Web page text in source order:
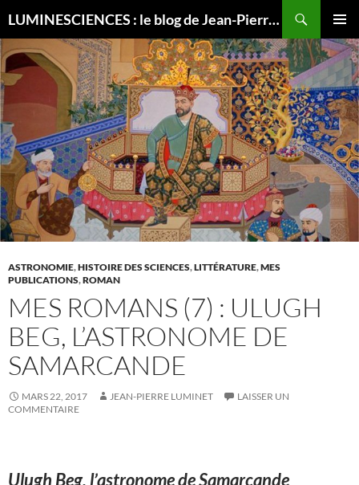
LUMINESCIENCES : le blog de Jean-Pierre LUMINET, astrophysicien
MENU
AU
CONTENU
ASTRONOMIE,HISTOIRE DES SCIENCES,LITTÉRATURE,MES
PUBLICATIONS,ROMAN
MES ROMANS (7) : ULUGH
BEG, L’ASTRONOME DE
SAMARCANDE
MARS 22, 2017 JEAN-PIERRE LUMINET
LAISSER UN
COMMENTAIRE
Ulugh Beg, l’astronome de Samarcande